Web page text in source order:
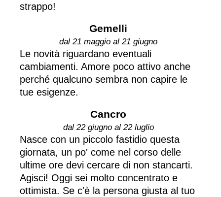
strappo!
Gemelli
dal 21 maggio al 21 giugno
Le novità riguardano eventuali
cambiamenti. Amore poco attivo anche
perché qualcuno sembra non capire le
tue esigenze.
Cancro
dal 22 giugno al 22 luglio
Nasce con un piccolo fastidio questa
giornata, un po' come nel corso delle
ultime ore devi cercare di non stancarti.
Agisci! Oggi sei molto concentrato e
ottimista. Se c'è la persona giusta al tuo